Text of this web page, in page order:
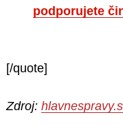
podporujete
[/quote]
Zdroj: